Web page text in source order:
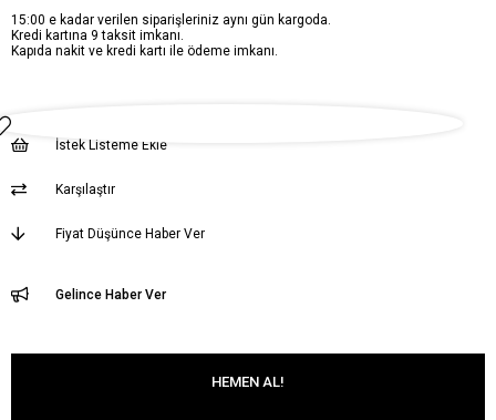
15:00 e kadar verilen siparişleriniz aynı gün kargoda.
Kredi kartına 9 taksit imkanı.
Kapıda nakit ve kredi kartı ile ödeme imkanı.
İstek Listeme Ekle
Karşılaştır
Fiyat Düşünce Haber Ver
Gelince Haber Ver